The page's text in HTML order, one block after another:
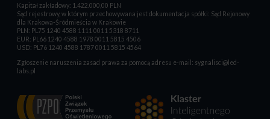
Kapitał zakładowy: 1.422.000,00 PLN
Sąd rejestrowy, w którym przechowywana jest dokumentacja spółki: Sąd Rejonowy
dla Krakowa-Śródmieścia w Krakowie
PLN: PL75 1240 4588 1111 0011 5318 8711
EUR: PL66 1240 4588 1978 0011 5815 4506
USD: PL76 1240 4588 1787 0011 5815 4564
Zgłoszenie naruszenia zasad prawa za pomocą adresu e-mail: sygnalisci@led-
labs.pl